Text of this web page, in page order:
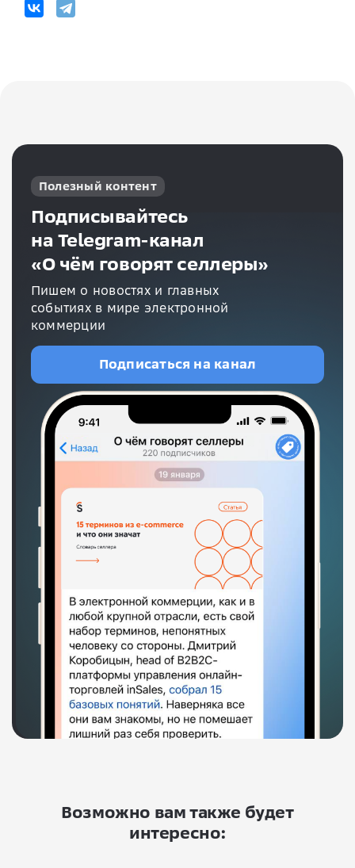
Полезный контент
Подписывайтесь
на Telegram-канал
«О чём говорят селлеры»
Пишем о новостях и главных
событиях в мире электронной
коммерции
Подписаться на канал
Возможно вам также будет
интересно: